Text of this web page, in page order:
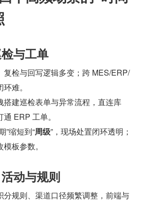
与工单
复检与回写逻辑多变；跨 MES/ERP/
难。
搭建巡检表单与异常流程，直连库
ERP 工单。
”缩短到“周级”，现场处置闭环透明；
板参数。
动与规则
分规则、渠道口径频繁调整，前端与